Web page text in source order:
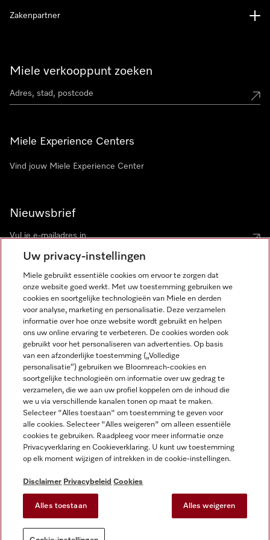
Miele verkooppunt zoeken
Miele Experience Centers
Vind jouw Miele Experience Center
Nieuwsbrief
Zakenpartner
Disclaimer
Algemene voorwaarden en informatie
Privacybeleid
Gebruiksvoorwaarden
Toegankelijkheidsverklaring
Digital Services Act
Cookie-instellingen
Miele op Instagram
Miele op Facebook
Miele op Youtube
Uw privacy-instellingen
Miele gebruikt essentiële cookies om ervoor te zorgen dat
onze website goed werkt. Met uw toestemming gebruiken we
cookies en soortgelijke technologieën van Miele en derden
voor analyse, marketing en personalisatie. Deze verzamelen
informatie over hoe onze website wordt gebruikt en helpen
ons uw online ervaring te verbeteren. De cookies worden ook
gebruikt voor het personaliseren van advertenties. Op basis
van een afzonderlijke toestemming („Volledige
personalisatie“) gebruiken we Bloomreach-cookies en
soortgelijke technologieën om informatie over uw gedrag te
verzamelen, die we aan uw profiel koppelen om de inhoud die
we u via verschillende kanalen tonen op maat te maken.
Selecteer "Alles toestaan" om toestemming te geven voor
alle cookies. Selecteer "Alles weigeren" om alleen essentiële
cookies te gebruiken. Raadpleeg voor meer informatie onze
Privacyverklaring en Cookieverklaring. U kunt uw toestemming
op elk moment wijzigen of intrekken in de cookie-instellingen.
Disclaimer Privacybeleid Cookies
Alles toestaan Alles weigeren